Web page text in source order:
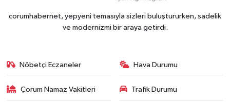
corumhabernet, yepyeni temasıyla sizleri buluştururken, sadelik
ve modernizmi bir araya getirdi.
Nöbetçi Eczaneler Hava Durumu
Çorum Namaz Vakitleri Trafik Durumu